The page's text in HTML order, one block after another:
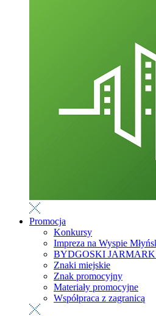
Promocja
Konkursy
Impreza na Wyspie
BYDGOSKI
Znaki miejskie
Znak promocyjny
Materiały promocyjne
Współpraca z zagranicą